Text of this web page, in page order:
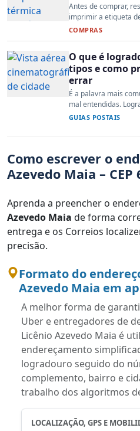
Antes de comprar,
imprimir a etiqueta
COMPRAS
O que é
tipos e como
errar
É a palavra mais
mal entendidas.
GUIAS POSTAIS
Como escrever o
Azevedo Maia – CEP
Aprenda a preencher o
Azevedo Maia de forma
entrega e os Correios
precisão.
Formato do
Azevedo Maia em
A melhor forma de
Uber e entregadores de
Licênio Azevedo Maia é
endereçamento
logradouro seguido do
complemento, bairro e
trabalho dos algoritmos
LOCALIZAÇÃO, GPS E